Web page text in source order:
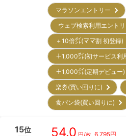
マラソンエントリー
ウェブ検索利用エント
＋10倍㌽(ママ割 初登
＋1,000㌽(初サービス
＋1,000㌽(定期デビュ
楽券(買い回りに)
食パン袋(買い回りに)
15位 54.0 6,795円